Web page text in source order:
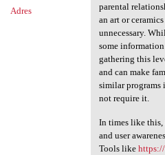
Adres
parental
an art or
unnecessary.
some
gathering this
and can make
similar programs
not require it.
In times like this,
and user
Tools like